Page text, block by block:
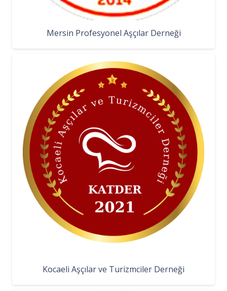
Mersin Profesyonel Aşçılar Derneği
Kocaeli Aşçılar ve Turizmciler Derneği